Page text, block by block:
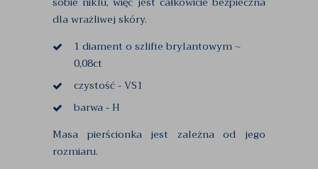
dla wrażliwej skóry.
1 diament o szlifie brylantowym ~
0,08ct
czystość - VS1
barwa - H
Masa pierścionka jest zależna od jego
rozmiaru.